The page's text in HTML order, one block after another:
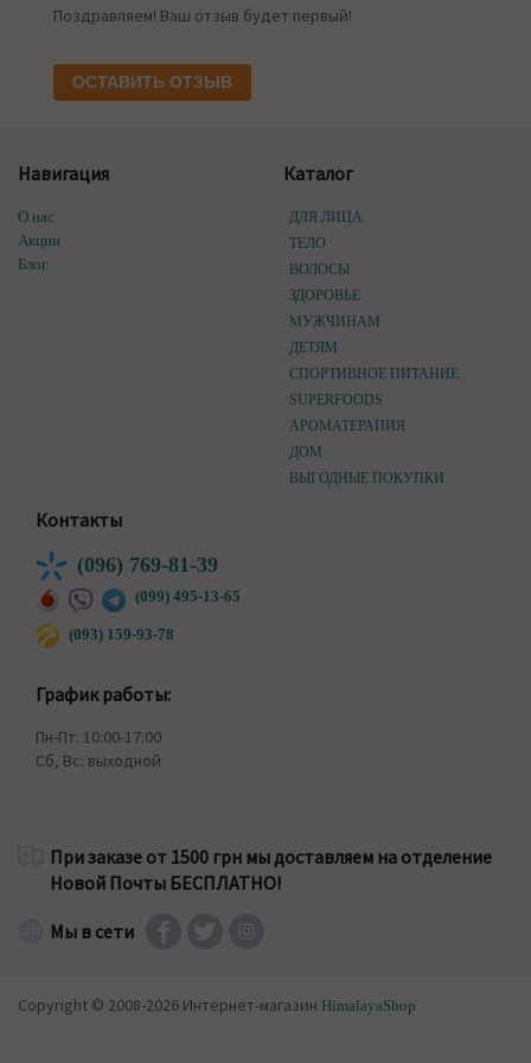
Поздравляем! Ваш отзыв будет первый!
ОСТАВИТЬ ОТЗЫВ
Навигация
О нас
Акции
Блог
Каталог
ДЛЯ ЛИЦА
ТЕЛО
ВОЛОСЫ
ЗДОРОВЬЕ
МУЖЧИНАМ
ДЕТЯМ
СПОРТИВНОЕ ПИТАНИЕ
SUPERFOODS
АРОМАТЕРАПИЯ
ДОМ
ВЫГОДНЫЕ ПОКУПКИ
Контакты
(096) 769-81-39
(099) 495-13-65
(093) 159-93-78
График работы:
Пн-Пт: 10:00-17:00
Сб, Вс: выходной
При заказе от 1500 грн мы доставляем на отделение
Новой Почты БЕСПЛАТНО!
Мы в сети
Copyright © 2008-2026 Интернет-магазин HimalayaShop